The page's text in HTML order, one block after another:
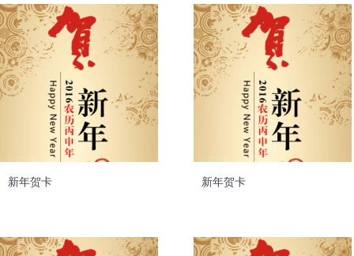
新年贺卡 新年贺卡